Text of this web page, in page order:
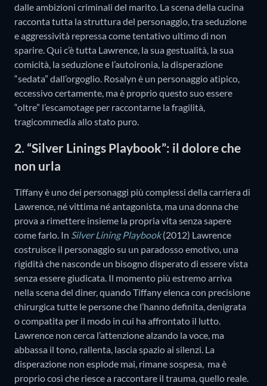
dalle ambizioni criminali del marito. La scena della cucina
racconta tutta la struttura del personaggio, tra seduzione
e aggressività repressa come tentativo ultimo di non
sparire. Qui c’è tutta Lawrence, la sua gestualità, la sua
comicità, la seduzione e l’autoironia, la disperazione
“sedata” dall’orgoglio. Rosalyn è un personaggio atipico,
eccessivo certamente, ma è proprio questo suo essere
“oltre” l’escamotage per raccontarne la fragilità,
tragicommedia allo stato puro.
2. “Silver Linings Playbook”: il dolore che
non urla
Tiffany è uno dei personaggi più complessi della carriera di
Lawrence, né vittima né antagonista, ma una donna che
prova a rimettere insieme la propria vita senza sapere
come farlo. In Silver Lining Playbook(2012) Lawrence
costruisce il personaggio su un paradosso emotivo, una
rigidità che nasconde un bisogno disperato di essere vista
senza essere giudicata. Il momento più estremo arriva
nella scena del diner, quando Tiffany elenca con precisione
chirurgica tutte le persone che l’hanno definita, denigrata
o compatita per il modo in cui ha affrontato il lutto.
Lawrence non cerca l’attenzione alzando la voce, ma
abbassa il tono, rallenta, lascia spazio ai silenzi. La
disperazione non esplode mai, rimane sospesa, ma è
proprio così che riesce a raccontare il trauma, quello reale.